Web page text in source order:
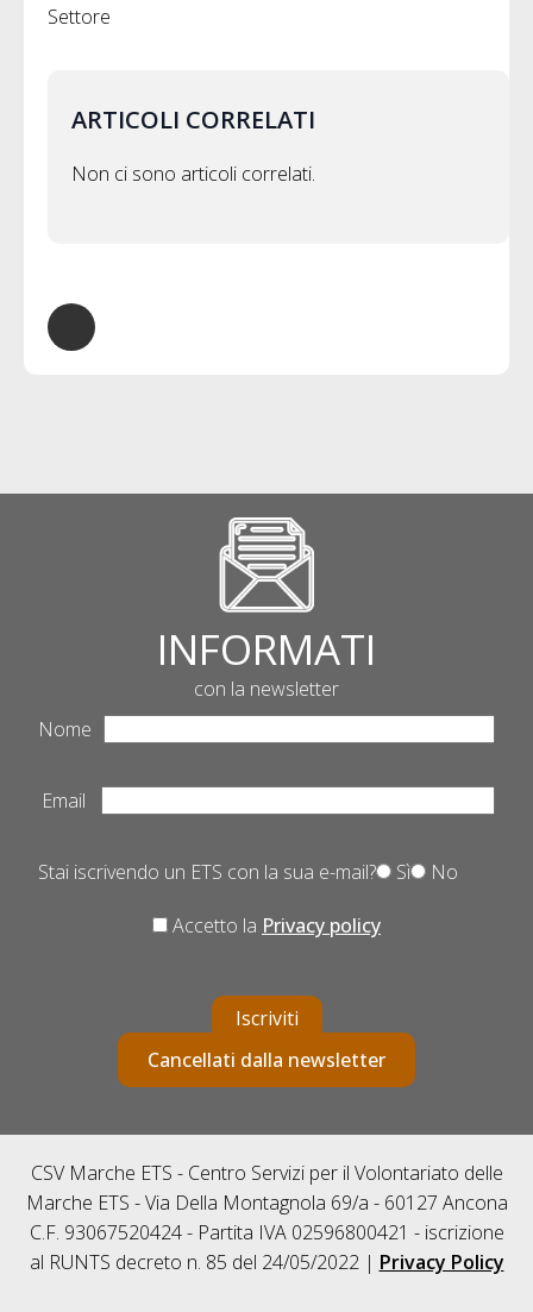
Settore
ARTICOLI CORRELATI
Non ci sono articoli correlati.
INFORMATI
con la newsletter
Nome
Email
Stai iscrivendo un ETS con la sua e-mail? Sì No
Accetto la Privacy policy
Iscriviti
Cancellati dalla newsletter
CSV Marche ETS - Centro Servizi per il Volontariato delle
Marche ETS - Via Della Montagnola 69/a - 60127 Ancona
C.F. 93067520424 - Partita IVA 02596800421 - iscrizione
al RUNTS decreto n. 85 del 24/05/2022 | Privacy Policy